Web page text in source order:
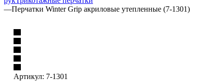
—Перчатки Winter Grip акриловые утепленные (7-1301)
Артикул: 7-1301